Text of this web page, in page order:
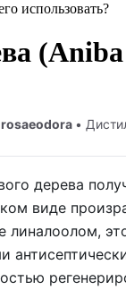
использовать?
•
дерева
виде
линалоолом,